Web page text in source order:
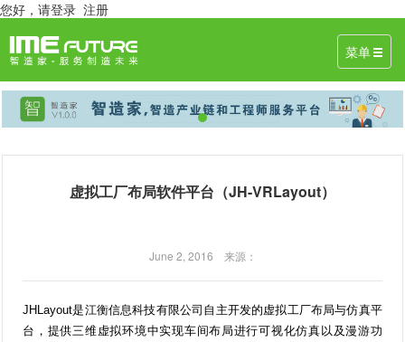
您好， 请登录 注册
菜单
虚拟工厂布局软件平台（JH-VRLayout）
June 2, 2016 来源：
JHLayout是江衡信息科技有限公司自主开发的虚拟工厂布局与仿真平
台，提供三维虚拟环境中实现车间布局进行可视化仿真以及漫游功